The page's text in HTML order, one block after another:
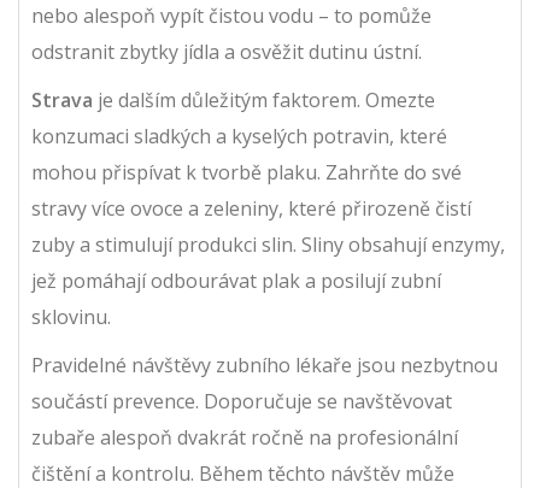
nebo alespoň vypít čistou vodu – to pomůže
odstranit zbytky jídla a osvěžit dutinu ústní.
Strava je dalším důležitým faktorem. Omezte
konzumaci sladkých a kyselých potravin, které
mohou přispívat k tvorbě plaku. Zahrňte do své
stravy více ovoce a zeleniny, které přirozeně čistí
zuby a stimulují produkci slin. Sliny obsahují enzymy,
jež pomáhají odbourávat plak a posilují zubní
sklovinu.
Pravidelné návštěvy zubního lékaře jsou nezbytnou
součástí prevence. Doporučuje se navštěvovat
zubaře alespoň dvakrát ročně na profesionální
čištění a kontrolu. Během těchto návštěv může